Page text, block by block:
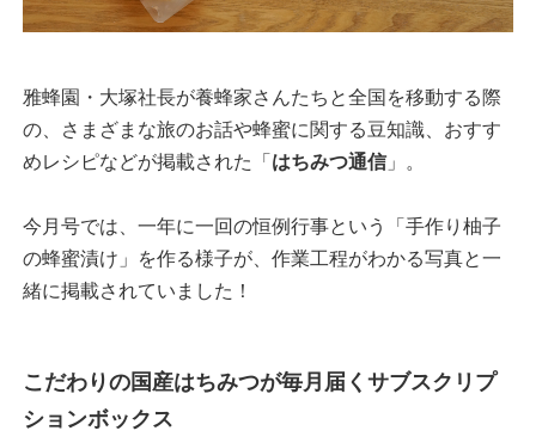
雅蜂園・大塚社長が養蜂家さんたちと全国を移動する際
の、さまざまな旅のお話や蜂蜜に関する豆知識、おすす
めレシピなどが掲載された「はちみつ通信」。
今月号では、一年に一回の恒例行事という「手作り柚子
の蜂蜜漬け」を作る様子が、作業工程がわかる写真と一
緒に掲載されていました！
こだわりの国産はちみつが毎月届くサブスクリプ
ションボックス